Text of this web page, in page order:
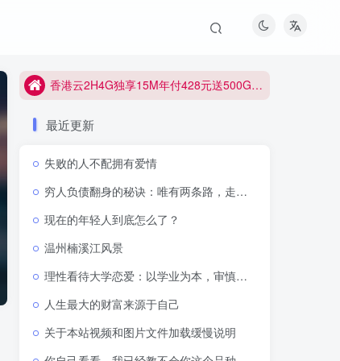
香港云2H4G独享15M年付428元送500G防御
香港云2H4G独享15M年付428元送500G防御
最近更新
失败的人不配拥有爱情
穷人负债翻身的秘诀：唯有两条路，走通即可逆天改命
现在的年轻人到底怎么了？
温州楠溪江风景
理性看待大学恋爱：以学业为本，审慎抉择感情
人生最大的财富来源于自己
关于本站视频和图片文件加载缓慢说明